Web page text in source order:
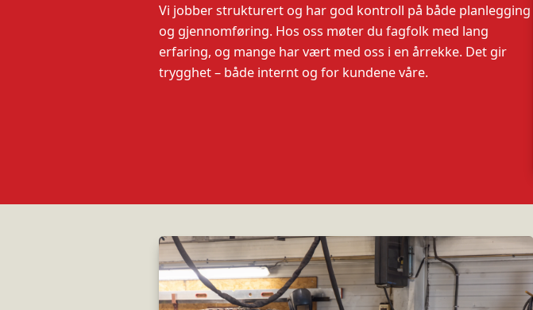
Vi jobber strukturert og har god kontroll på både planlegging
og gjennomføring. Hos oss møter du fagfolk med lang
erfaring, og mange har vært med oss i en årrekke. Det gir
trygghet – både internt og for kundene våre.